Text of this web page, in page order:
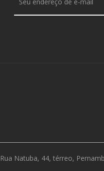
Natuba, 44, térreo,